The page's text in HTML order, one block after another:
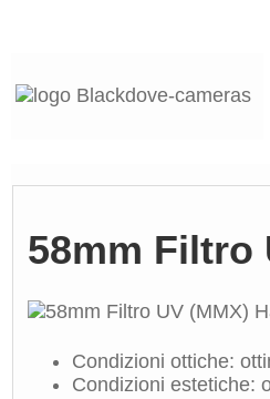
58mm Filtro
Condizioni ottiche:
Condizioni estetiche: